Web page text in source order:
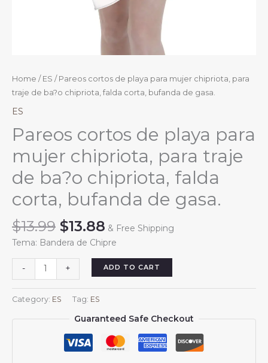
Home / ES / Pareos cortos de playa para mujer chipriota, para
traje de ba?o chipriota, falda corta, bufanda de gasa.
ES
Pareos cortos de playa para
mujer chipriota, para traje
de ba?o chipriota, falda
corta, bufanda de gasa.
$13.99 Original
price
$13.99.
$13.88 Current
price
$13.88.
& Free Shipping
Tema: Bandera de Chipre
-
cortos
de
playa
para
+ ADD TO CART
Category: ES Tag: ES
Guaranteed Safe Checkout